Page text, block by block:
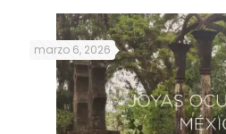
marzo 6, 2026